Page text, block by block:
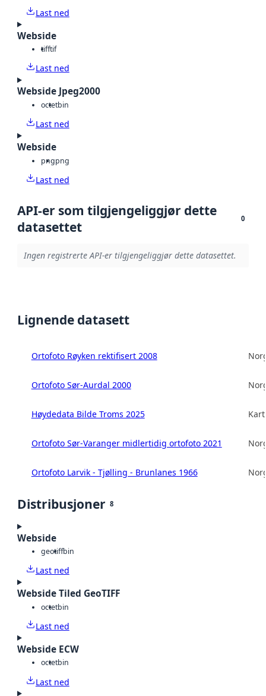
Last ned
Webside
tifftif
Last ned
Webside Jpeg2000
octetbin
Last ned
Webside
pngpng
Last ned
API-er som tilgjengeliggjør dette
datasettet
0
Ingen registrerte API-er tilgjengeliggjør dette datasettet.
Lignende datasett
Ortofoto Røyken rektifisert 2008
Ortofoto Sør-Aurdal 2000
Høydedata Bilde Troms 2025
Ortofoto Sør-Varanger midlertidig ortofoto 2021
Ortofoto Larvik - Tjølling - Brunlanes 1966
Distribusjoner 8
Webside
geotiffbin
Last ned
Webside Tiled GeoTIFF
octetbin
Last ned
Webside ECW
octetbin
Last ned